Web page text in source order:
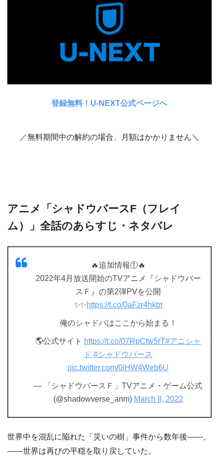
登録無料！U-NEXT公式ページへ
／無料期間中の解約の場合、月額はかかりません＼
アニメ「シャドウバースF（フレイ
ム）」全話のあらすじ・ネタバレ
🔥追加情報①🔥
2022年4月放送開始のTVアニメ『シャドウバー
スＦ』の第2弾PVを公開
✨✨https://t.co/0aFzr4hkbt
俺のシャドバはここから始まる！
🌎公式サイト https://t.co/07RpCtw5rT#アニシャ
ド #シャドウバース
pic.twitter.com/0lHW4Web6U
— 「シャドウバースＦ」TVアニメ・ゲーム公式
(@shadowverse_anm) March 8, 2022
世界中を混乱に陥れた「災いの樹」事件から数年後――。
――世界は再びの平穏を取り戻していた。